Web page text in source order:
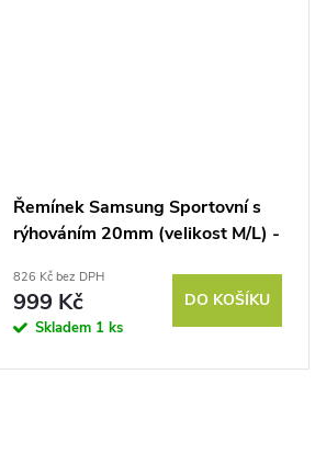
Řemínek Samsung Sportovní s
rýhováním 20mm (velikost M/L) -
826 Kč bez DPH
999 Kč
Skladem 1 ks
DO KOŠÍKU